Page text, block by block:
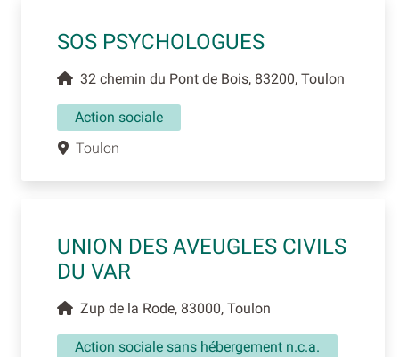
SOS PSYCHOLOGUES
32 chemin du Pont de Bois, 83200, Toulon
Action sociale
Toulon
UNION DES AVEUGLES CIVILS
DU VAR
Zup de la Rode, 83000, Toulon
Action sociale sans hébergement n.c.a.